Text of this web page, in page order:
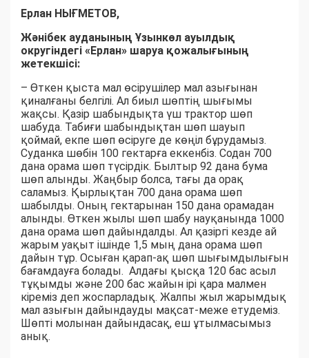
Ерлан НЫҒМЕТОВ,
Жәнібек ауданының Ұзынкөл ауылдық
округіндегі «Ерлан» шаруа қожалығының
жетекшісі:
– Өткен қыста мал өсірушілер мал азығынан
қиналғаны белгілі. Ал биыл шөптің шығымы
жақсы. Қазір шабындықта үш трактор шөп
шабуда. Табиғи шабындықтан шөп шауып
қоймай, екпе шөп өсіруге де көңіл бұрудамыз.
Суданка шөбін 100 гектарға еккенбіз. Содан 700
дана орама шөп түсірдік. Былтыр 92 дана бума
шөп алынды. Жаңбыр болса, тағы да орақ
саламыз. Қырлықтан 700 дана орама шөп
шабылды. Оның гектарынан 150 дана орамадан
алынды. Өткен жылы шөп шабу науқанында 1000
дана орама шөп дайындалды. Ал қазіргі кезде ай
жарым уақыт ішінде 1,5 мың дана орама шөп
дайын тұр. Осыған қарап-ақ шөп шығымдылығын
бағамдауға болады. Алдағы қысқа 120 бас асыл
тұқымды және 200 бас жайын ірі қара малмен
кіреміз деп жоспарладық. Жалпы жыл жарымдық
мал азығын дайындауды мақсат-меже етудеміз.
Шөпті молынан дайындасақ, еш ұтылмасымыз
анық.